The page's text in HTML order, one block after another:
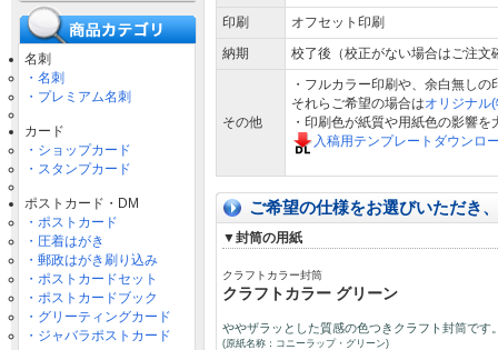
名刺
・名刺
・プレミアム名刺
カード
・ショップカード
・スタンプカード
ポストカード・DM
・ポストカード
・圧着はがき
・郵政はがき刷り込み
・ポストカードセット
・ポストカードブック
・グリーティングカード
・ジャバラポストカード
印刷
オフセット印刷
納期
校了後（校正がない場合はご注
その他
・フルカラー印刷や、余白無し
それらご希望の場合はオリジナル
・印刷色が紙質や用紙色の影響
入稿用テンプレートダウンロ
ご希望の仕様をお選びいただき
▼封筒の用紙
クラフトカラー封筒
クラフトカラー グリーン
ややザラッとした質感の色つきクラフト封筒です
(原紙名称：コニーラップ・グリーン)